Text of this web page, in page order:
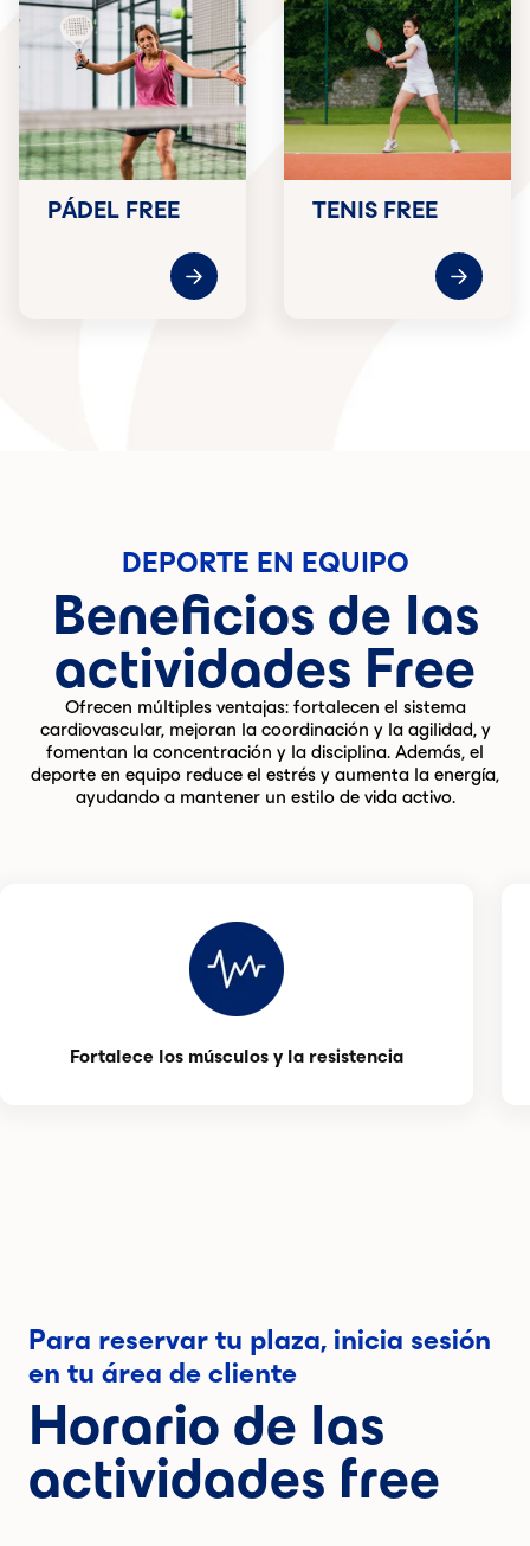
PÁDEL FREE TENIS FREE
DEPORTE EN EQUIPO
Beneficios de las
actividades Free
Ofrecen múltiples ventajas: fortalecen el sistema
cardiovascular, mejoran la coordinación y la agilidad, y
fomentan la concentración y la disciplina. Además, el
deporte en equipo reduce el estrés y aumenta la energía,
ayudando a mantener un estilo de vida activo.
Fortalece los músculos y la resistencia
Para reservar tu plaza, inicia sesión
en tu área de cliente
Horario de las
actividades free